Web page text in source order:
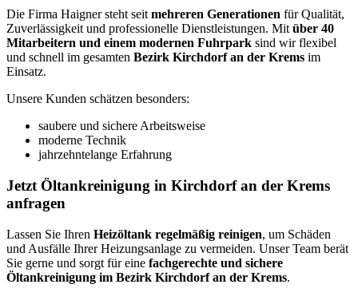
Die Firma Haigner steht seit mehreren Generationen für Qualität,
Zuverlässigkeit und professionelle Dienstleistungen. Mit über 40
Mitarbeitern und einem modernen Fuhrpark sind wir flexibel
und schnell im gesamten Bezirk Kirchdorf an der Krems im
Einsatz.
Unsere Kunden schätzen besonders:
saubere und sichere Arbeitsweise
moderne Technik
jahrzehntelange Erfahrung
Jetzt Öltankreinigung in Kirchdorf an der Krems
anfragen
Lassen Sie Ihren Heizöltank regelmäßig reinigen, um Schäden
und Ausfälle Ihrer Heizungsanlage zu vermeiden. Unser Team berät
Sie gerne und sorgt für eine fachgerechte und sichere
Öltankreinigung im Bezirk Kirchdorf an der Krems.